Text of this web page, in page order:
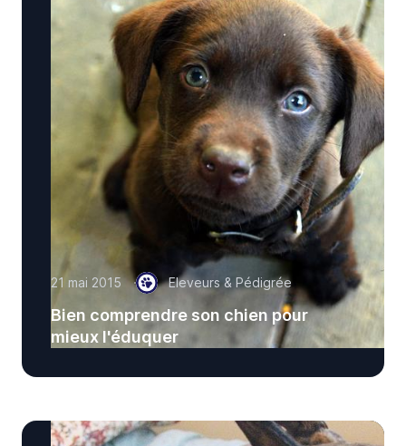
21 mai 2015 Eleveurs & Pédigrée
Bien comprendre son chien pour
mieux l'éduquer